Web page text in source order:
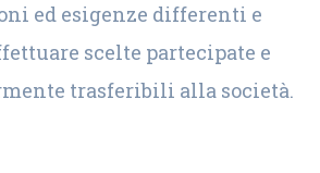
ed esigenze differenti e
scelte partecipate e
trasferibili alla società.